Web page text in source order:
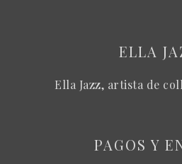
ELLA
Ella Jazz, artista de
PAGOS Y